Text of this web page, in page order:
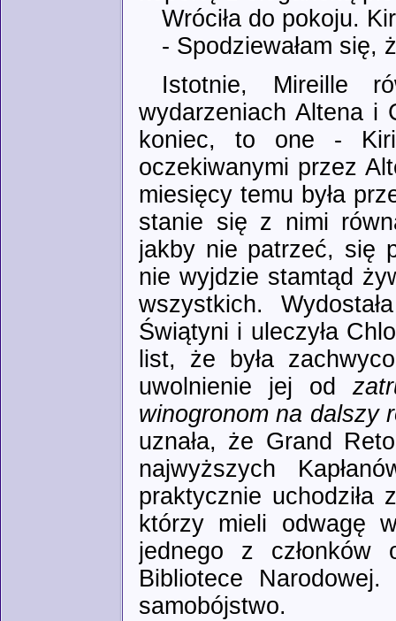
Wróciła do pokoju.
- Spodziewałam się,
Istotnie, Mireille
wydarzeniach Altena i
koniec, to one -
oczekiwanymi przez
miesięcy temu była
stanie się z nimi
jakby nie patrzeć, się
nie wyjdzie stamtąd
wszystkich.
Świątyni i uleczyła
list, że była
uwolnienie jej od
winogronom na dalszy
uznała, że Grand
najwyższych
praktycznie uchodziła
którzy mieli odwagę
jednego z członków
Bibliotece Narodowej.
samobójstwo.